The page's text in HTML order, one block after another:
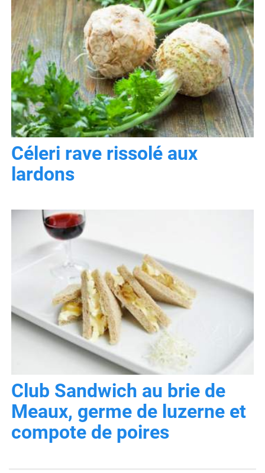
Céleri rave rissolé aux
lardons
Club Sandwich au brie de
Meaux, germe de luzerne et
compote de poires